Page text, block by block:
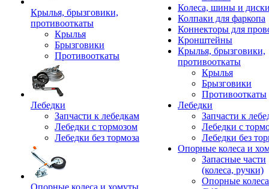
Крылья, брызговики,
противооткаты
Крылья
Брызговики
Противооткаты
Лебедки
Запчасти к лебедкам
Лебедки с тормозом
Лебедки без тормоза
Опорные колеса и хомуты
Колеса, шины и
Колпаки для фаркопа
Коннекторы для
Кронштейны
Крылья, брызговики,
противооткаты
Крылья
Брызговики
Противооткаты
Лебедки
Запчасти к
Лебедки с
Лебедки без
Опорные колеса и
Запасные части
(колеса, ручки)
Опорные колеса